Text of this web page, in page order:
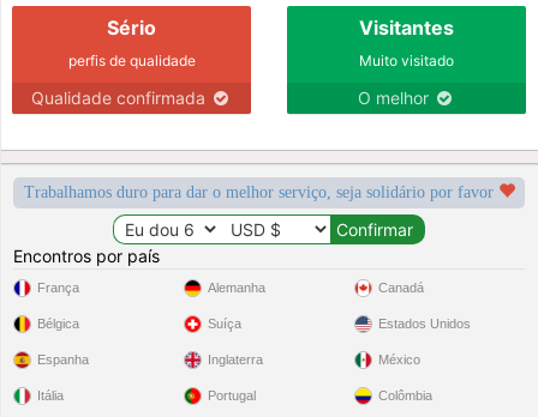
Sério
perfis de qualidade
Qualidade confirmada
Visitantes
Muito visitado
O melhor
Trabalhamos duro para dar o melhor serviço, seja solidário por favor
Encontros por país
França
Bélgica
Espanha
Itália
Alemanha
Suíça
Inglaterra
Portugal
Canadá
Estados Unidos
México
Colômbia